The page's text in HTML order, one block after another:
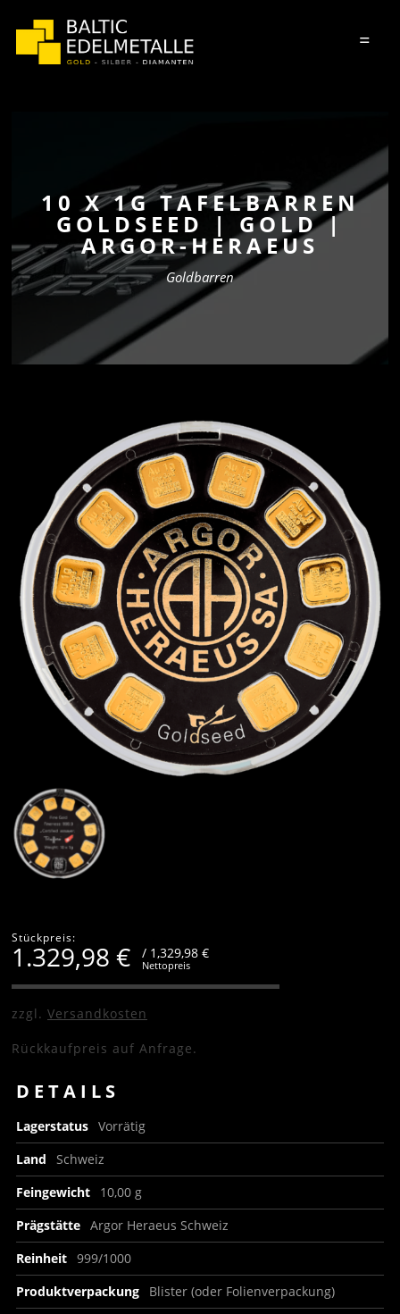
=
10 X 1G TAFELBARREN
GOLDSEED | GOLD |
ARGOR-HERAEUS
Goldbarren
Stückpreis:
1.329,98 € / 1,329,98 €
Nettopreis
zzgl. Versandkosten
Rückkaufpreis auf Anfrage.
DETAILS
Lagerstatus Vorrätig
Land
Schweiz
Feingewicht
10,00 g
Prägstätte Argor Heraeus Schweiz
Reinheit 999/1000
Produktverpackung
Blister (oder Folienverpackung)